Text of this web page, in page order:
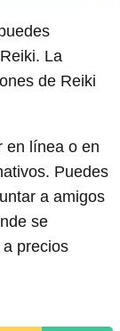
La
de Reiki
en línea o en
Puedes
a amigos
se
precios